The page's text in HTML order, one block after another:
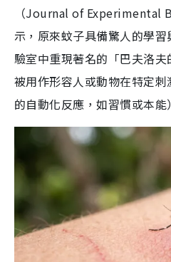
（Journal of Experimental
示，原來蚊子具備驚人的學
驗室中重現著名的「巴夫洛
被用作形容人或動物在特定
的自動化反應，如習慣或本能